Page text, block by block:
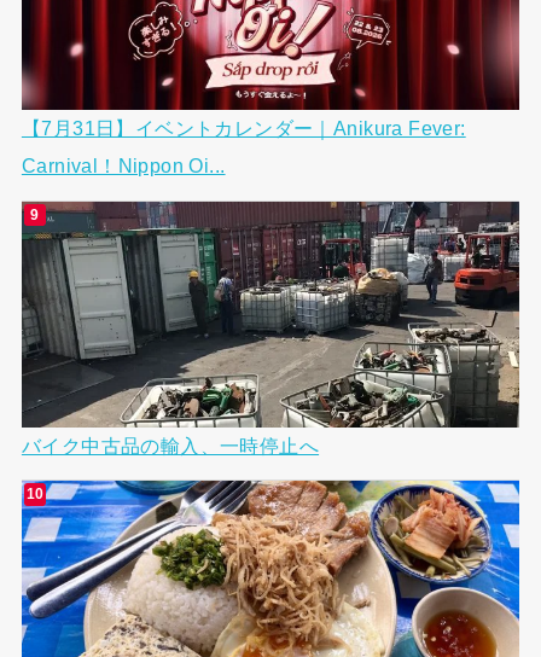
【7月31日】イベントカレンダー｜Anikura Fever:
Carnival！Nippon Oi...
バイク中古品の輸入、一時停止へ